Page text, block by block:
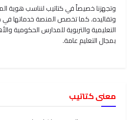
وتجهزنا خصيصاً في كتاتيب لنناسب هوية
وتقاليده. كما تخصص المنصة خدماتها في
التعليمية والتربوية للمدارس الحكومية
بمجال التعليم عامة.
معنى كتاتيب